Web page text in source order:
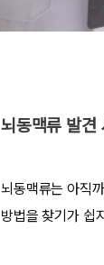
뇌동맥류 발견
뇌동맥류는 아직
방법을 찾기가 쉽